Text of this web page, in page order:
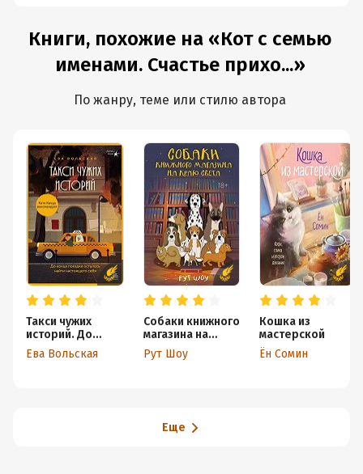
Книги, похожие на «Кот с семью
именами. Счастье прихо...»
По жанру, теме или стилю автора
Такси чужих
историй. До
конца поездки
осталось найти
Ева Вольская
Собаки книжного
магазина на
краю света
Рут Шоу
Кошка из
мастерской
Ён Сомин
Еще